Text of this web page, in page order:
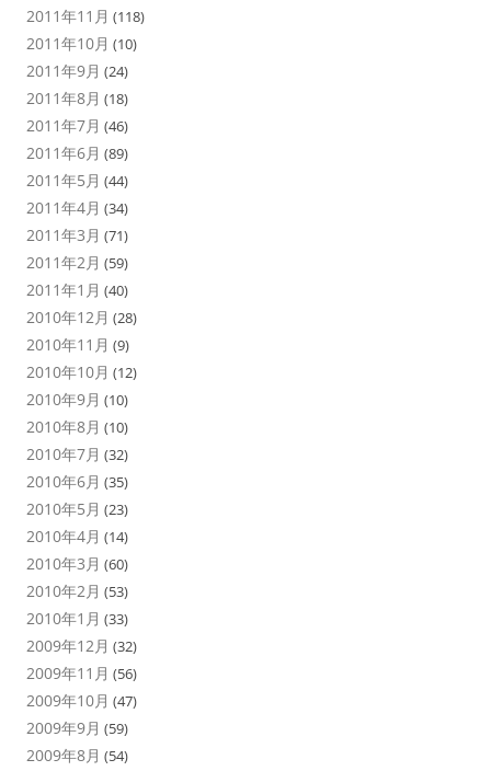
2011年11月 (118)
2011年10月 (10)
2011年9月 (24)
2011年8月 (18)
2011年7月 (46)
2011年6月 (89)
2011年5月 (44)
2011年4月 (34)
2011年3月 (71)
2011年2月 (59)
2011年1月 (40)
2010年12月 (28)
2010年11月 (9)
2010年10月 (12)
2010年9月 (10)
2010年8月 (10)
2010年7月 (32)
2010年6月 (35)
2010年5月 (23)
2010年4月 (14)
2010年3月 (60)
2010年2月 (53)
2010年1月 (33)
2009年12月 (32)
2009年11月 (56)
2009年10月 (47)
2009年9月 (59)
2009年8月 (54)